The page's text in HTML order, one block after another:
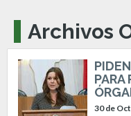
Archivos
PARA
30 de